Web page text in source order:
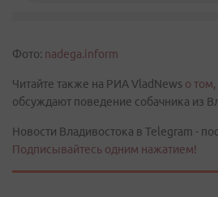
Фото: nadega.inform
Читайте также на РИА VladNews о
обсуждают поведение собачника из
Новости Владивостока в Telegram -
Подписывайтесь одним нажатием!